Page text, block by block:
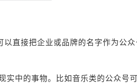
直接把企业或品牌的名字作为公众
实中的事物。比如音乐类的公众号